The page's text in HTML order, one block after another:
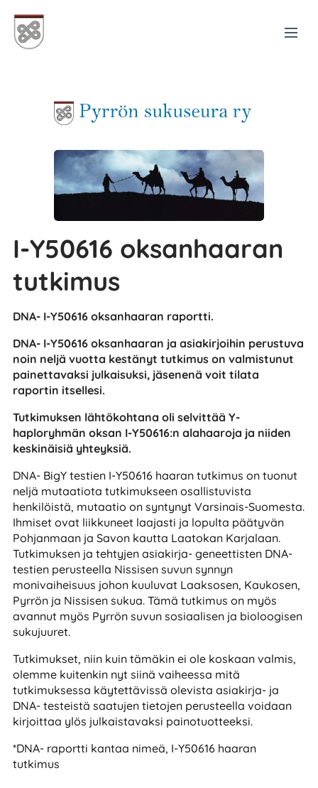
I-Y50616 oksanhaaran
tutkimus
DNA- I-Y50616 oksanhaaran raportti.
DNA- I-Y50616 oksanhaaran ja asiakirjoihin perustuva
noin neljä vuotta kestänyt tutkimus on valmistunut
painettavaksi julkaisuksi, jäsenenä voit tilata
raportin itsellesi.
Tutkimuksen lähtökohtana oli selvittää Y-
haploryhmän oksan I-Y50616:n alahaaroja ja niiden
keskinäisiä yhteyksiä.
DNA- BigY testien I-Y50616 haaran tutkimus on tuonut
neljä mutaatiota tutkimukseen osallistuvista
henkilöistä, mutaatio on syntynyt Varsinais-Suomesta.
Ihmiset ovat liikkuneet laajasti ja lopulta päätyvän
Pohjanmaan ja Savon kautta Laatokan Karjalaan.
Tutkimuksen ja tehtyjen asiakirja- geneettisten DNA-
testien perusteella Nissisen suvun synnyn
monivaiheisuus johon kuuluvat Laaksosen, Kaukosen,
Pyrrön ja Nissisen sukua. Tämä tutkimus on myös
avannut myös Pyrrön suvun sosiaalisen ja bioloogisen
sukujuuret.
Tutkimukset, niin kuin tämäkin ei ole koskaan valmis,
olemme kuitenkin nyt siinä vaiheessa mitä
tutkimuksessa käytettävissä olevista asiakirja- ja
DNA- testeistä saatujen tietojen perusteella voidaan
kirjoittaa ylös julkaistavaksi painotuotteeksi.
*DNA- raportti kantaa nimeä, I-Y50616 haaran
tutkimus